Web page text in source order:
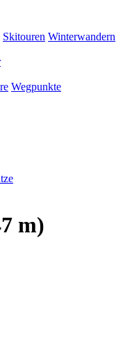
Skitouren Winterwandern
Wegpunkte
m)